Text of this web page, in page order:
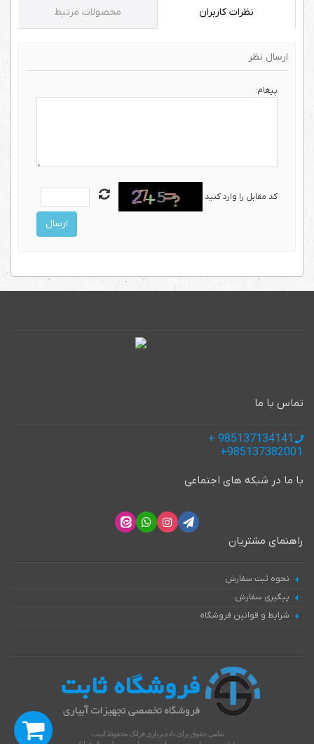
نظرات کاربران محصولات مرتبط
ارسال نظر
پیغام:
کد مقابل را وارد کنید
ارسال
تماس با ما
با ما در شبکه های اجتماعی
راهنمای مشتریان
نحوه ثبت سفارش
پیگیری سفارش
شرایط و قوانین فروشگاه
تمامی حقوق برای داده پردازی فراتک محفوظ است